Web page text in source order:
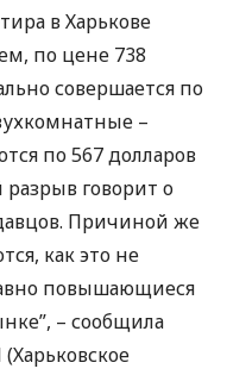
в Харькове
по цене 738
совершается по
–
по 567 долларов
говорит о
Причиной же
как это не
повышающиеся
– сообщила